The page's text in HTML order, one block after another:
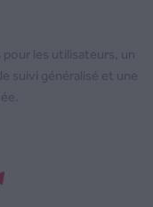
les utilisateurs, un
suivi généralisé et une